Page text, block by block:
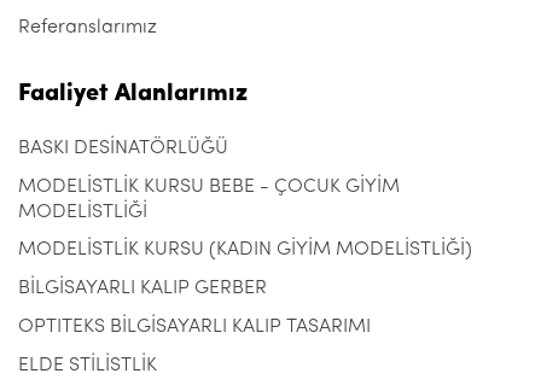
Referanslarımız
Faaliyet Alanlarımız
BASKI DESİNATÖRLÜĞÜ
MODELİSTLİK KURSU BEBE - ÇOCUK GİYİM
MODELİSTLİĞİ
MODELİSTLİK KURSU (KADIN GİYİM MODELİSTLİĞİ)
BİLGİSAYARLI KALIP GERBER
OPTITEKS BİLGİSAYARLI KALIP TASARIMI
ELDE STİLİSTLİK